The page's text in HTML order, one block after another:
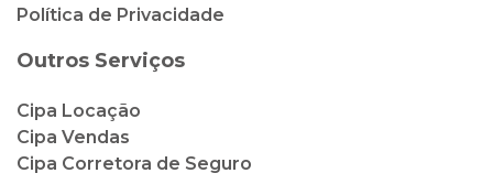
Política de Privacidade
Outros Serviços
Cipa Locação
Cipa Vendas
Cipa Corretora de Seguro